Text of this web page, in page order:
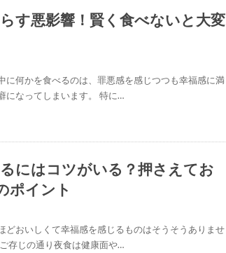
す悪影響！賢く食べないと大変
に何かを食べるのは、罪悪感を感じつつも幸福感に満
になってしまいます。 特に…
にはコツがいる？押さえてお
ポイント
どおいしくて幸福感を感じるものはそうそうありませ
存じの通り夜食は健康面や…